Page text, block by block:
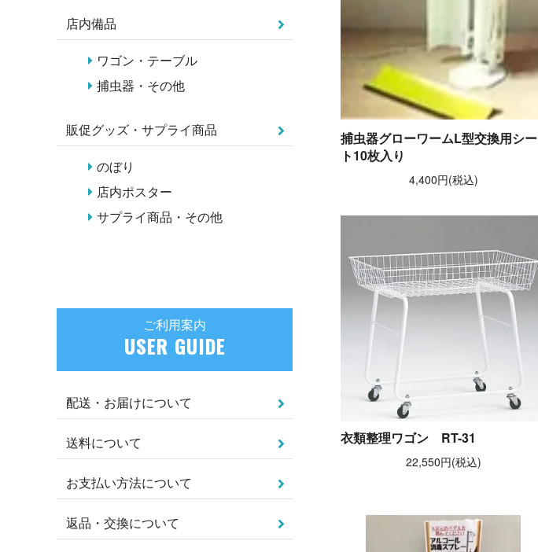
捕虫器グローワームL型交換用シー
ト10枚入り
4,400円(税込)
衣類整理ワゴン RT-31
22,550円(税込)
店内備品
ワゴン・テーブル
捕虫器・その他
販促グッズ・サプライ商品
のぼり
店内ポスター
サプライ商品・その他
ご利用案内
USER GUIDE
配送・お届けについて
送料について
お支払い方法について
返品・交換について